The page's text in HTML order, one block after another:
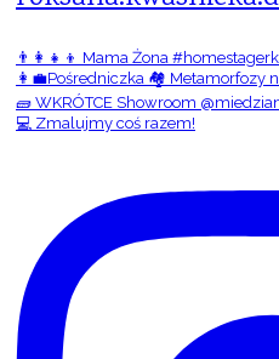
👨‍👩‍👧‍👦 Mama Żona
👩‍💼Pośredniczka 🏘️ Metamorfozy
🧱 WKRÓTCE Showroom
💻 Zmalujmy coś razem!